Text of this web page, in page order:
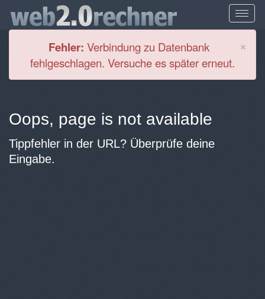
×
Fehler: Verbindung zu Datenbank
fehlgeschlagen. Versuche es später erneut.
Oops, page is not available
Tippfehler in der URL? Überprüfe deine
Eingabe.